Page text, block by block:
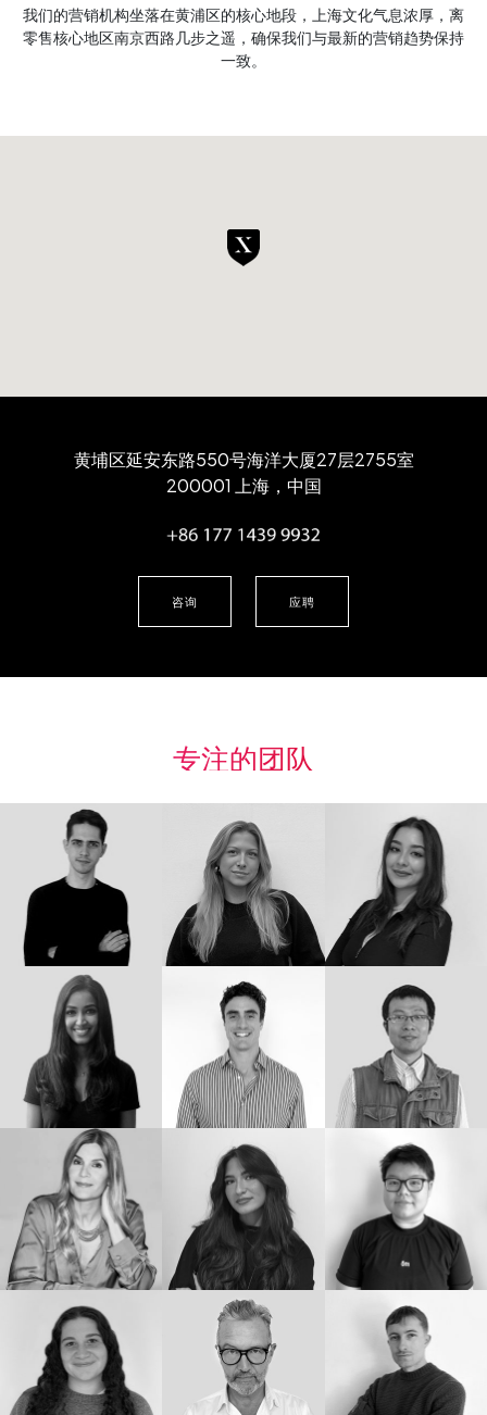
我们的营销机构坐落在黄浦区的核心地段，上海文化气息浓厚，离
零售核心地区南京西路几步之遥，确保我们与最新的营销趋势保持
一致。
黄埔区延安东路550号海洋大厦27层2755室
200001 上海，中国
咨询 应聘
专注的团队